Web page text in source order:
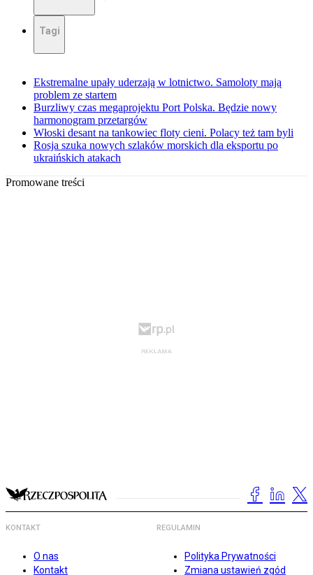
Tagi
Ekstremalne upały uderzają w lotnictwo. Samoloty mają
problem ze startem
Burzliwy czas megaprojektu Port Polska. Będzie nowy
harmonogram przetargów
Włoski desant na tankowiec floty cieni. Polacy też tam byli
Rosja szuka nowych szlaków morskich dla eksportu po
ukraińskich atakach
Promowane treści
KONTAKT
O nas
Kontakt
REGULAMIN
Polityka Prywatności
Zmiana ustawień zgód